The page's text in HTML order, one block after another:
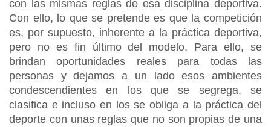
con las mismas reglas de esa disciplina deportiva.
Con ello, lo que se pretende es que la competición
es, por supuesto, inherente a la práctica deportiva,
pero no es fin último del modelo. Para ello, se
brindan oportunidades reales para todas las
personas y dejamos a un lado esos ambientes
condescendientes en los que se segrega, se
clasifica e incluso en los se obliga a la práctica del
deporte con unas reglas que no son propias de una